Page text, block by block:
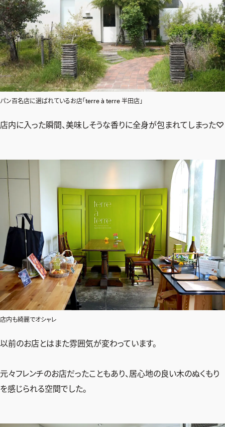
パン百名店に選ばれているお店「terre à terre 半田店」
店内に入った瞬間、美味しそうな香りに全身が包まれてしまった♡
店内も綺麗でオシャレ
以前のお店とはまた雰囲気が変わっています。
元々フレンチのお店だったこともあり、居心地の良い木のぬくもり
を感じられる空間でした。